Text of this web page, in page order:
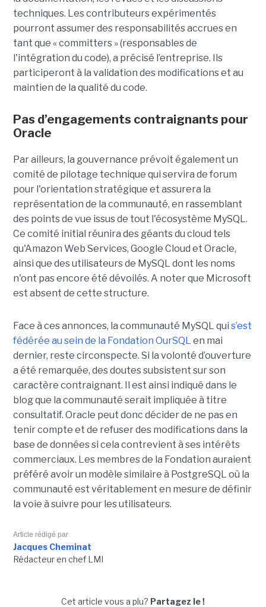
techniques. Les contributeurs expérimentés
pourront assumer des responsabilités accrues en
tant que « committers » (responsables de
l'intégration du code), a précisé l’entreprise. Ils
participeront à la validation des modifications et au
maintien de la qualité du code.
Pas d’engagements contraignants pour
Oracle
Par ailleurs, la gouvernance prévoit également un
comité de pilotage technique qui servira de forum
pour l'orientation stratégique et assurera la
représentation de la communauté, en rassemblant
des points de vue issus de tout l'écosystème MySQL.
Ce comité initial réunira des géants du cloud tels
qu'Amazon Web Services, Google Cloud et Oracle,
ainsi que des utilisateurs de MySQL dont les noms
n'ont pas encore été dévoilés. A noter que Microsoft
est absent de cette structure.
Face à ces annonces, la communauté MySQL qui s’est
fédérée au sein de la Fondation OurSQL en mai
dernier, reste circonspecte. Si la volonté d’ouverture
a été remarquée, des doutes subsistent sur son
caractère contraignant. Il est ainsi indiqué dans le
blog que la communauté serait impliquée à titre
consultatif. Oracle peut donc décider de ne pas en
tenir compte et de refuser des modifications dans la
base de données si cela contrevient à ses intérêts
commerciaux. Les membres de la Fondation auraient
préféré avoir un modèle similaire à PostgreSQL où la
communauté est véritablement en mesure de définir
la voie à suivre pour les utilisateurs.
Article rédigé par
Jacques Cheminat
Rédacteur en chef LMI
Cet article vous a plu? Partagez le !